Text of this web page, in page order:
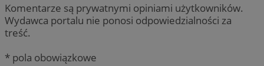
Komentarze są prywatnymi opiniami użytkowników.
Wydawca portalu nie ponosi odpowiedzialności za
treść.
* pola obowiązkowe